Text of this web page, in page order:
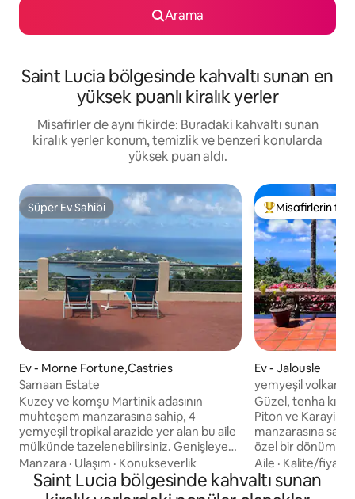
Arama
Saint Lucia bölgesinde kahvaltı sunan en
yüksek puanlı kiralık yerler
Misafirler de aynı fikirde: Buradaki kahvaltı sunan
kiralık yerler konum, temizlik ve benzeri konularda
yüksek puan aldı.
Süper Ev Sahibi
Süper Ev Sahibi
Ev - Morne Fortune,Castries
Samaan Estate
Kuzey ve komşu Martinik adasının
muhteşem manzarasına sahip, 4
yemyeşil tropikal arazide yer alan bu aile
mülkünde tazelenebilirsiniz. Genişleyen
verandada en muhteşem gün
batımlarının keyfini çıkarın. Huzuruna
rağmen, mülk Castries şehrine ve bazı
Manzara · Ulaşım · Konukseverlik
Misafirlerin
Misafirlerin
Ev - Jalousle
yemyeşil volkanik
Güzel, tenha
Piton ve Karayip
manzarasına
özel bir
yemyeşil bir
almaktadır.
kenarlı 37' tuzlu
Aile · Kalite/fiyat
Saint Lucia bölgesinde kahvaltı sunan